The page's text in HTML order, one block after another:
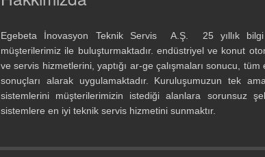
Egebeta İnovasyon Teknik Servis A.Ş. 25 yıllık
müşterilerimiz ile buluşturmaktadır. endüstriyel ve konut
ve servis hizmetlerini, yaptığı ar-ge çalışmaları sonucu,
sonuçları alarak uygulamaktadır. Kuruluşumuzun tek
sistemlerini müşterilerimizin istediği alanlara sorunsuz
sistemlere en iyi teknik servis hizmetini sunmaktır.